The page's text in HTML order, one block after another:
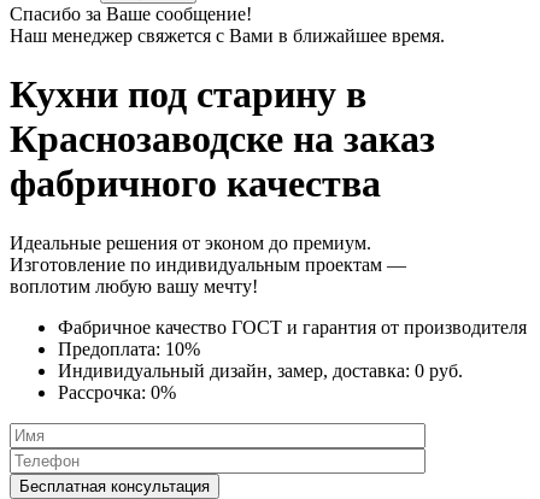
Спасибо за Ваше сообщение!
Наш менеджер свяжется с Вами в ближайшее время.
Кухни под старину в
Краснозаводске на заказ
фабричного качества
Идеальные решения от эконом до премиум.
Изготовление по индивидуальным проектам —
воплотим любую вашу мечту!
Фабричное качество ГОСТ и гарантия от производителя
Предоплата: 10%
Индивидуальный дизайн, замер, доставка: 0 руб.
Рассрочка: 0%